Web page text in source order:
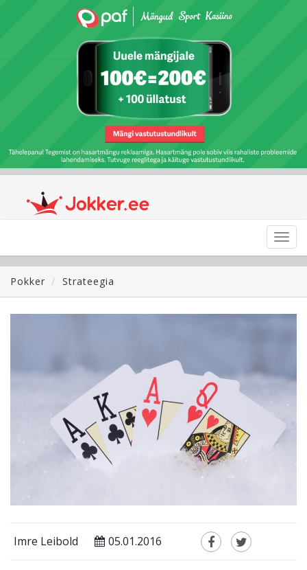
Pokker
Strateegia
Imre Leibold 05.01.2016